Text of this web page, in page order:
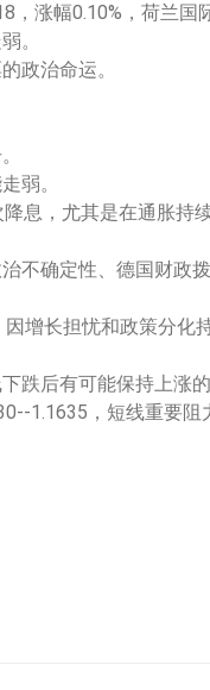
涨幅0.10%，荷兰国
。
政治命运。
弱。
息，尤其是在通胀持
不确定性、德国财政
增长担忧和政策分化
跌后有可能保持上涨
1.1635，短线重要阻